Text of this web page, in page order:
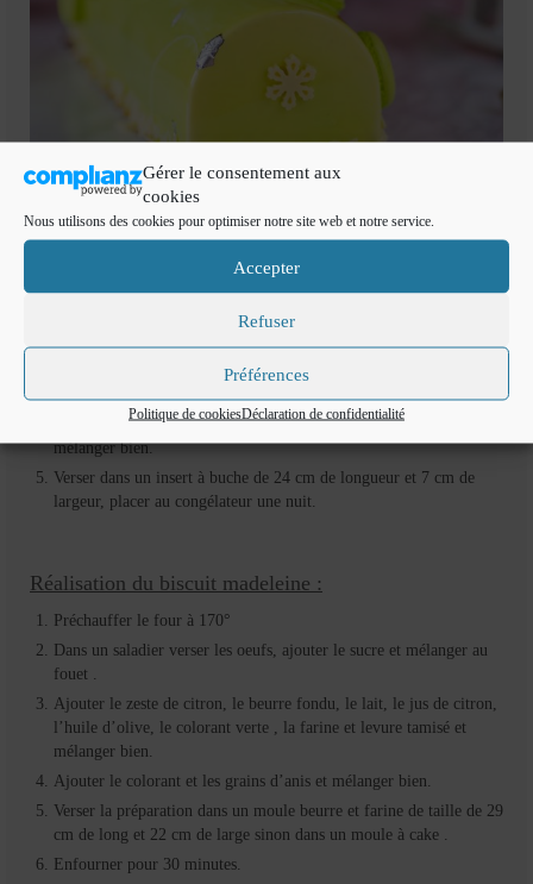
Gérer le consentement aux
cookies
Nous utilisons des cookies pour optimiser notre site web et notre service.
Accepter
Refuser
Préférences
Politique de cookiesDéclaration de confidentialité
Dans une casserole mélanger la purée de mague et de passion.
Rajouter le sucre, les jaunes d’oeufs et l’oeuf entier, la pulpe de
passion et placer sur le feu en mélangeant pour la faire épaissir ou
atteindre 72 degrés.
Hors du feu rajouter la gélatine essorée et le beurre en morceau et
mélanger bien.
Verser dans un insert à buche de 24 cm de longueur et 7 cm de
largeur, placer au congélateur une nuit.
Réalisation du biscuit madeleine :
Préchauffer le four à 170°
Dans un saladier verser les oeufs, ajouter le sucre et mélanger au
fouet .
Ajouter le zeste de citron, le beurre fondu, le lait, le jus de citron,
l’huile d’olive, le colorant verte , la farine et levure tamisé et
mélanger bien.
Ajouter le colorant et les grains d’anis et mélanger bien.
Verser la préparation dans un moule beurre et farine de taille de 29
cm de long et 22 cm de large sinon dans un moule à cake .
Enfourner pour 30 minutes.